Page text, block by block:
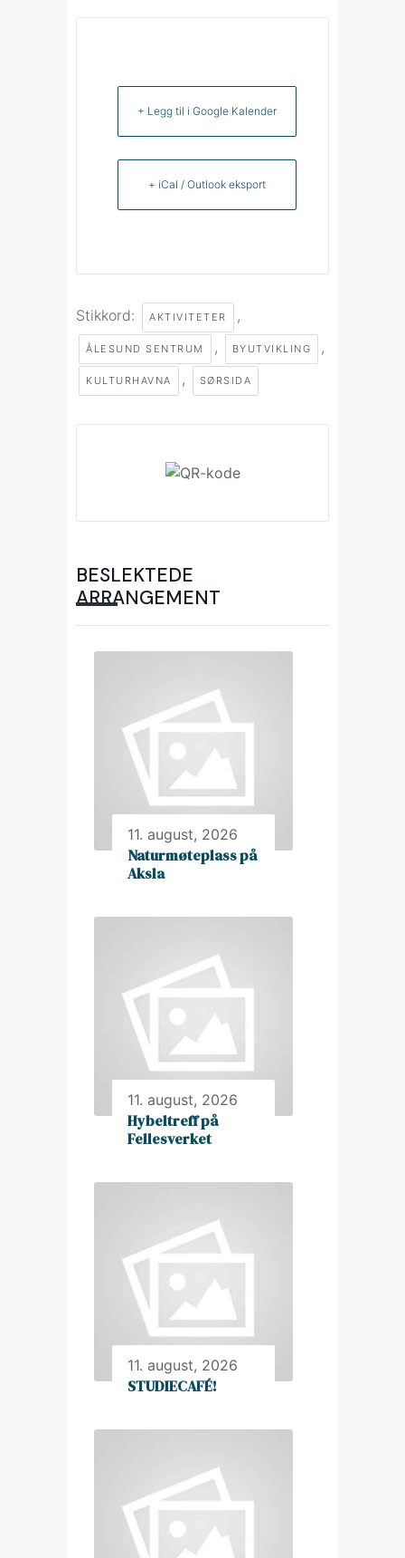
+ Legg til i Google Kalender
+ iCal / Outlook eksport
Stikkord: AKTIVITETER ,
ÅLESUND SENTRUM , BYUTVIKLING ,
KULTURHAVNA , SØRSIDA
BESLEKTEDE
ARRANGEMENT
11. august, 2026
Naturmøteplass på
Aksla
11. august, 2026
Hybeltreff på
Fellesverket
11. august, 2026
STUDIECAFÉ!